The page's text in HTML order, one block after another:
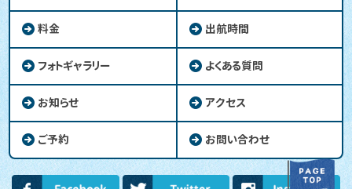
料金 出航時間
フォトギャラリー よくある質問
お知らせ アクセス
ご予約 お問い合わせ